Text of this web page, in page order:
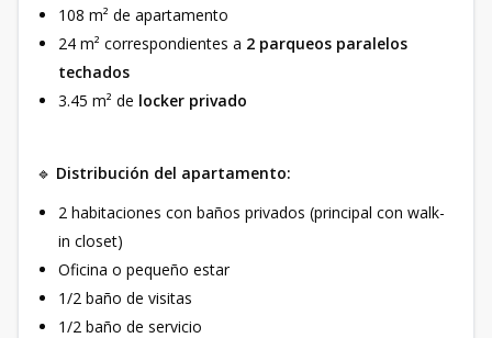
108 m² de apartamento
24 m² correspondientes a 2 parqueos paralelos
techados
3.45 m² de locker privado
🔹 Distribución del apartamento:
2 habitaciones con baños privados (principal con walk-
in closet)
Oficina o pequeño estar
1/2 baño de visitas
1/2 baño de servicio